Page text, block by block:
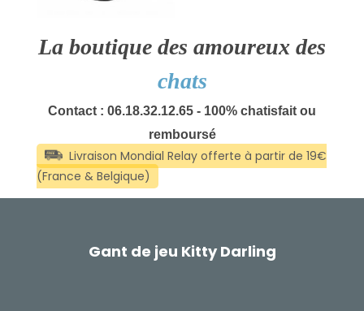
La boutique des amoureux des
chats
Contact : 06.18.32.12.65 - 100% chatisfait ou
remboursé
Gant de jeu Kitty Darling